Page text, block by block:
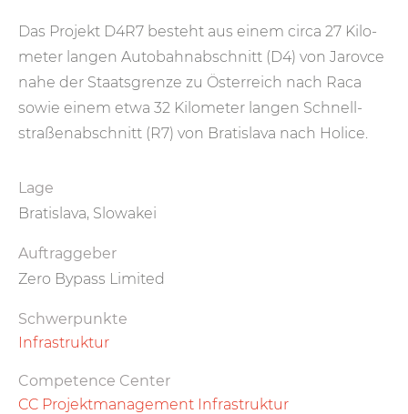
Das Projekt D4R7 besteht aus einem circa 27 Kilo­
meter langen Autobahn­abschnitt (D4) von Jarovce
nahe der Staats­grenze zu Öster­reich nach Raca
sowie einem etwa 32 Kilo­meter langen Schnell­
straßen­abschnitt (R7) von Bratis­lava nach Holice.
Lage
Bratislava, Slowakei
Auftraggeber
Zero Bypass Limited
Schwerpunkte
Infrastruktur
Competence Center
CC Projektmanagement Infrastruktur